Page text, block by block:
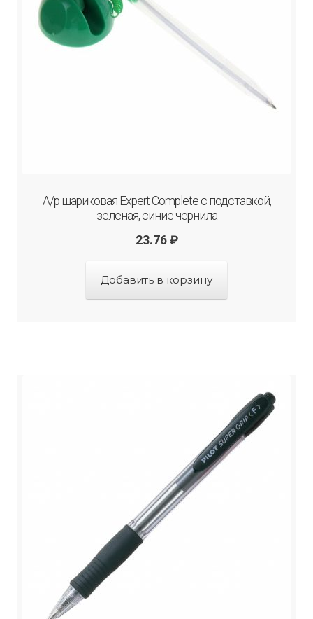
А/р шариковая Expert Complete с подставкой,
зелёная, синие чернила
23.76 ₽
Добавить в корзину